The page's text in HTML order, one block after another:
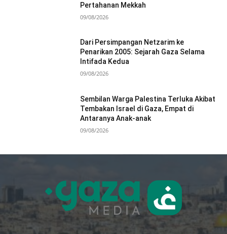
Pertahanan Mekkah
09/08/2026
Dari Persimpangan Netzarim ke
Penarikan 2005: Sejarah Gaza Selama
Intifada Kedua
09/08/2026
Sembilan Warga Palestina Terluka Akibat
Tembakan Israel di Gaza, Empat di
Antaranya Anak-anak
09/08/2026